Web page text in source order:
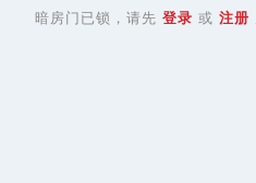
暗房门已锁，请先 登录 或 注册